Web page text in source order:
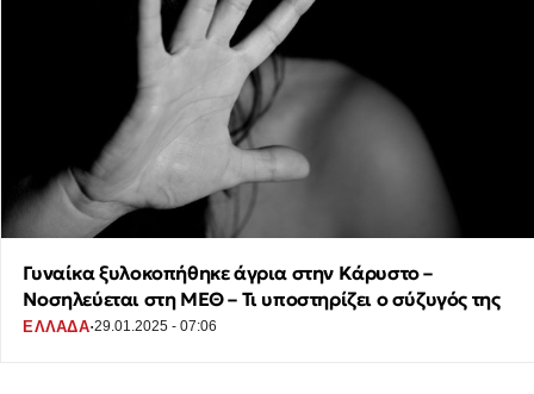
Γυναίκα ξυλοκοπήθηκε άγρια στην Κάρυστο –
Νοσηλεύεται στη ΜΕΘ – Τι υποστηρίζει ο σύζυγός της
ΕΛΛΑΔΑ·29.01.2025 - 07:06